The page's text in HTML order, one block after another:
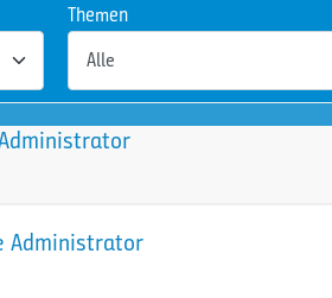
Themen
Administrator